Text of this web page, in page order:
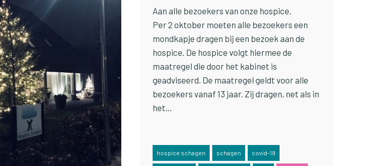
Aan alle bezoekers van onze hospice.
Per 2 oktober moeten alle bezoekers een
mondkapje dragen bij een bezoek aan de
hospice. De hospice volgt hiermee de
maatregel die door het kabinet is
geadviseerd. De maatregel geldt voor alle
bezoekers vanaf 13 jaar. Zij dragen, net als in
het…
hospice schagen schagen covid-19